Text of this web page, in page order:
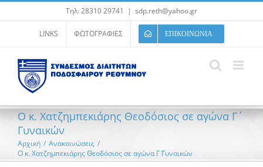
στο
περιεχόμενο
Τηλ: 28310 29741 | sdp.reth@yahoo.gr
LINKS ΦΩΤΟΓΡΑΦΙΕΣ ΕΠΙΚΟΙΝΩΝΙΑ
Ο κ. Χατζημπεκιάρης Θεοδόσιος σε αγώνα Γ΄
Γυναικών
Αρχική / Ανακοινώσεις /
Ο κ. Χατζημπεκιάρης Θεοδόσιος σε αγώνα Γ΄ Γυναικών